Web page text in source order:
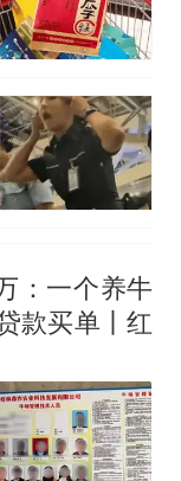
：一个养牛
款买单丨红